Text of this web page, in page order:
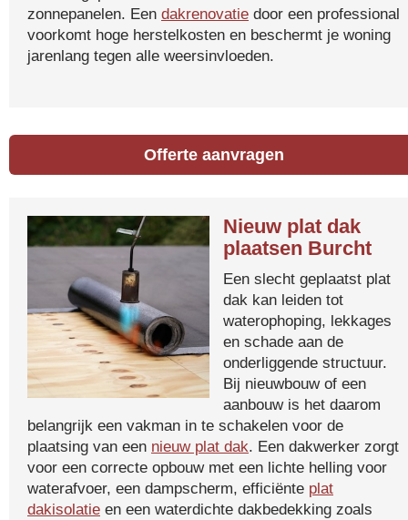
zonnepanelen. Een dakrenovatie door een professional
voorkomt hoge herstelkosten en beschermt je woning
jarenlang tegen alle weersinvloeden.
Offerte aanvragen
Nieuw plat dak
plaatsen Burcht
Een slecht geplaatst plat
dak kan leiden tot
waterophoping, lekkages
en schade aan de
onderliggende structuur.
Bij nieuwbouw of een
aanbouw is het daarom
belangrijk een vakman in te schakelen voor de
plaatsing van een nieuw plat dak. Een dakwerker zorgt
voor een correcte opbouw met een lichte helling voor
waterafvoer, een dampscherm, efficiënte plat
dakisolatie en een waterdichte dakbedekking zoals